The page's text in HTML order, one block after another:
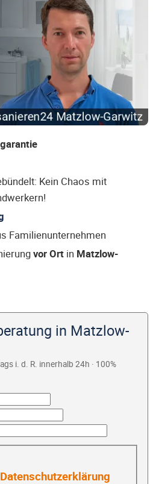
Kein Chaos mit
Familienunternehmen
vor Ort in Matzlow-
in Matzlow-
i. d. R. innerhalb 24h · 100%
Datenschutzerklärung